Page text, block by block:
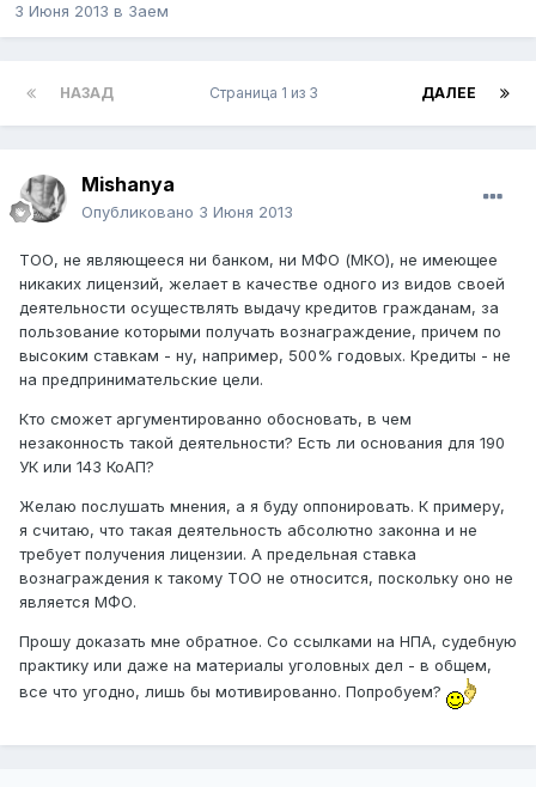
3 Июня 2013 в Заем
НАЗАД ДАЛЕЕ
Страница 1 из 3
Mishanya
Опубликовано 3 Июня 2013
ТОО, не являющееся ни банком, ни МФО (МКО), не имеющее
никаких лицензий, желает в качестве одного из видов своей
деятельности осуществлять выдачу кредитов гражданам, за
пользование которыми получать вознаграждение, причем по
высоким ставкам - ну, например, 500% годовых. Кредиты - не
на предпринимательские цели.
Кто сможет аргументированно обосновать, в чем
незаконность такой деятельности? Есть ли основания для 190
УК или 143 КоАП?
Желаю послушать мнения, а я буду оппонировать. К примеру,
я считаю, что такая деятельность абсолютно законна и не
требует получения лицензии. А предельная ставка
вознаграждения к такому ТОО не относится, поскольку оно не
является МФО.
Прошу доказать мне обратное. Со ссылками на НПА, судебную
практику или даже на материалы уголовных дел - в общем,
все что угодно, лишь бы мотивированно. Попробуем?